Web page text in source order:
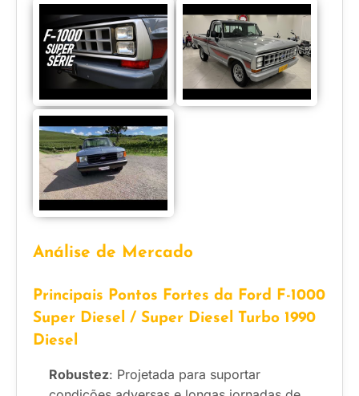
Análise de Mercado
Principais Pontos Fortes da Ford F-1000
Super Diesel / Super Diesel Turbo 1990
Diesel
Robustez: Projetada para suportar